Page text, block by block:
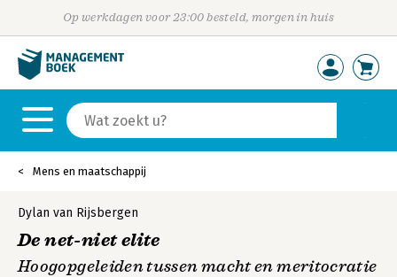
Op werkdagen voor 23:00 besteld, morgen in huis
Mens en maatschappij
Dylan van Rijsbergen
De net-niet elite
Hoogopgeleiden tussen macht en meritocratie